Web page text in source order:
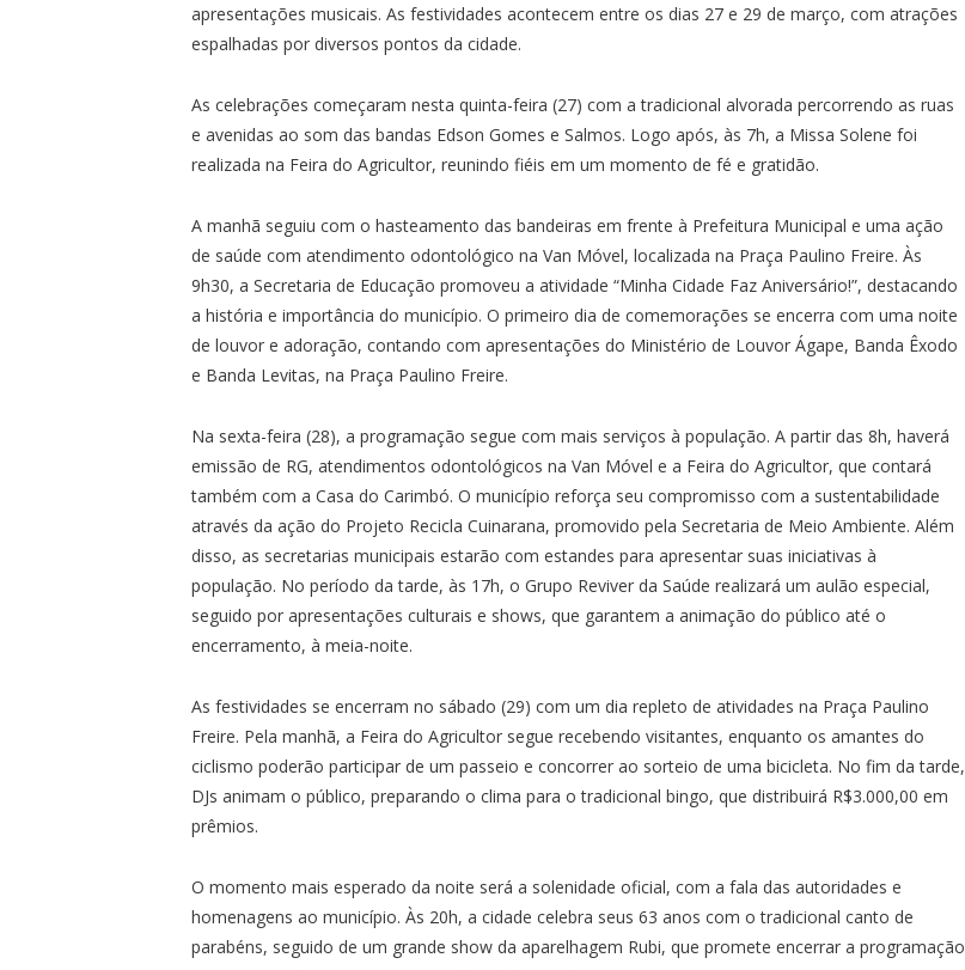
apresentações musicais. As festividades acontecem entre os dias 27 e 29 de março, com atrações
espalhadas por diversos pontos da cidade.
As celebrações começaram nesta quinta-feira (27) com a tradicional alvorada percorrendo as ruas
e avenidas ao som das bandas Edson Gomes e Salmos. Logo após, às 7h, a Missa Solene foi
realizada na Feira do Agricultor, reunindo fiéis em um momento de fé e gratidão.
A manhã seguiu com o hasteamento das bandeiras em frente à Prefeitura Municipal e uma ação
de saúde com atendimento odontológico na Van Móvel, localizada na Praça Paulino Freire. Às
9h30, a Secretaria de Educação promoveu a atividade “Minha Cidade Faz Aniversário!”, destacando
a história e importância do município. O primeiro dia de comemorações se encerra com uma noite
de louvor e adoração, contando com apresentações do Ministério de Louvor Ágape, Banda Êxodo
e Banda Levitas, na Praça Paulino Freire.
Na sexta-feira (28), a programação segue com mais serviços à população. A partir das 8h, haverá
emissão de RG, atendimentos odontológicos na Van Móvel e a Feira do Agricultor, que contará
também com a Casa do Carimbó. O município reforça seu compromisso com a sustentabilidade
através da ação do Projeto Recicla Cuinarana, promovido pela Secretaria de Meio Ambiente. Além
disso, as secretarias municipais estarão com estandes para apresentar suas iniciativas à
população. No período da tarde, às 17h, o Grupo Reviver da Saúde realizará um aulão especial,
seguido por apresentações culturais e shows, que garantem a animação do público até o
encerramento, à meia-noite.
As festividades se encerram no sábado (29) com um dia repleto de atividades na Praça Paulino
Freire. Pela manhã, a Feira do Agricultor segue recebendo visitantes, enquanto os amantes do
ciclismo poderão participar de um passeio e concorrer ao sorteio de uma bicicleta. No fim da tarde,
DJs animam o público, preparando o clima para o tradicional bingo, que distribuirá R$3.000,00 em
prêmios.
O momento mais esperado da noite será a solenidade oficial, com a fala das autoridades e
homenagens ao município. Às 20h, a cidade celebra seus 63 anos com o tradicional canto de
parabéns, seguido de um grande show da aparelhagem Rubi, que promete encerrar a programação